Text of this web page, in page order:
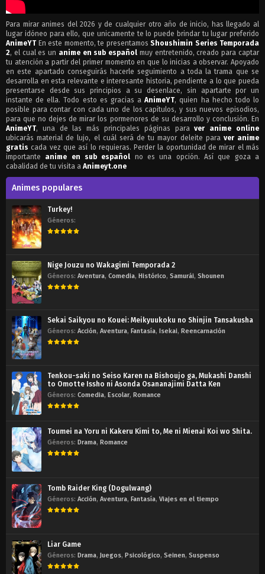
Para mirar animes del 2026 y de cualquier otro año de inicio, has llegado al
lugar idóneo para ello, que unicamente te lo puede brindar tu lugar preferido
AnimeYTEn este momento, te presentamos Shoushimin Series Temporada
2, el cual es un anime en sub español muy entretenido, creado para captar
tu atención a partir del primer momento en que lo inicias a observar. Apoyado
en este apartado conseguirás hacerle seguimiento a toda la trama que se
desarrolla en esta relevante e interesante historia, pendiente a lo que pueda
presentarse desde sus principios a su desenlace, sin apartarte por un
instante de ella. Todo esto es gracias aAnimeYT, quien ha hecho todo lo
posible para contar con cada uno de los capítulos, y sus nuevos episodios,
para que no dejes de mirar los pormenores de su desarrollo y conclusión. En
AnimeYT, una de las más principales páginas paraver anime online
ubicarás material de lujo, el cuál será de tu mayor deleite para ver anime
gratis cada vez que así lo requieras. Perder la oportunidad de mirar el más
importante anime en sub español no es una opción. Así que goza a
cabalidad de tu visita a Animeyt.one
Animes populares
Turkey!
Géneros:
Nige Jouzu no Wakagimi Temporada 2
Géneros: Aventura, Comedia, Histórico, Samurái, Shounen
Sekai Saikyou no Kouei: Meikyuukoku no Shinjin Tansakusha
Géneros: Acción, Aventura, Fantasía, Isekai, Reencarnación
Tenkou-saki no Seiso Karen na Bishoujo ga, Mukashi Danshi
to Omotte Issho ni Asonda Osananajimi Datta Ken
Géneros: Comedia, Escolar, Romance
Toumei na Yoru ni Kakeru Kimi to, Me ni Mienai Koi wo Shita.
Géneros: Drama, Romance
Tomb Raider King (Dogulwang)
Géneros: Acción, Aventura, Fantasía, Viajes en el tiempo
Liar Game
Géneros: Drama, Juegos, Psicológico, Seinen, Suspenso